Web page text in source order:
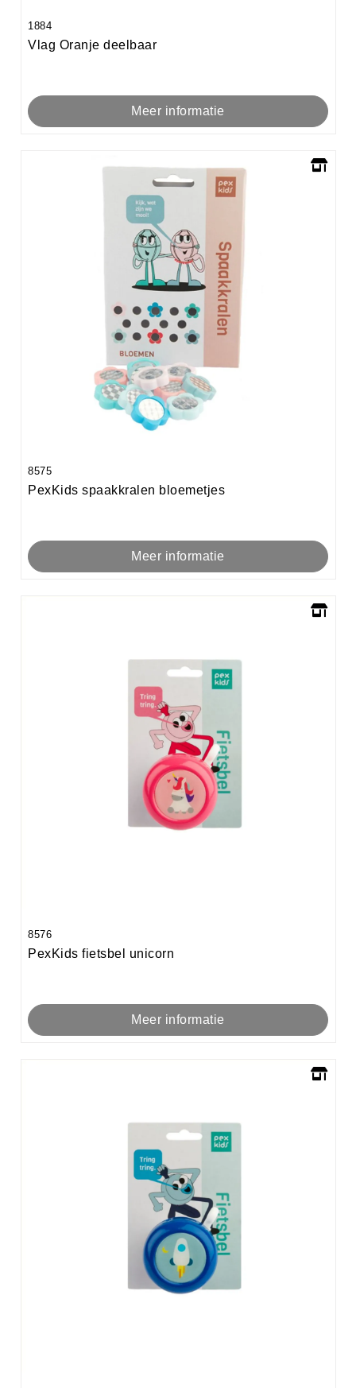
1884
Vlag Oranje deelbaar
Meer informatie
8575
PexKids spaakkralen bloemetjes
Meer informatie
8576
PexKids fietsbel unicorn
Meer informatie